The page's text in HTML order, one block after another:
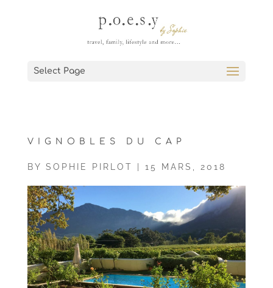
Select Page
VIGNOBLES DU CAP
BY SOPHIE PIRLOT 15 MARS, 2018